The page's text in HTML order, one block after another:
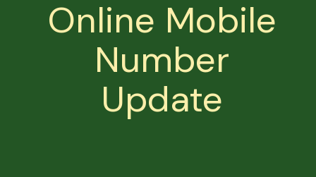
Online Mobile
Number
Update